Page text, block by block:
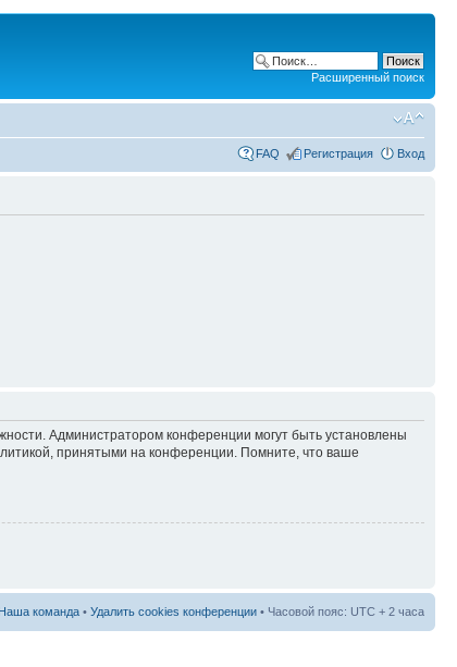
Расширенный поиск
FAQ Регистрация Вход
Администратором конференции могут быть установлены
принятыми на конференции. Помните, что ваше
Наша команда • Удалить cookies конференции • Часовой пояс: UTC + 2 часа